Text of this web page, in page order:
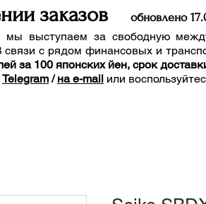
заказов обновлено 17
выступаем за свободную
с рядом финансовых и
за 100 японских йен, срок
Telegram/на e-mail или